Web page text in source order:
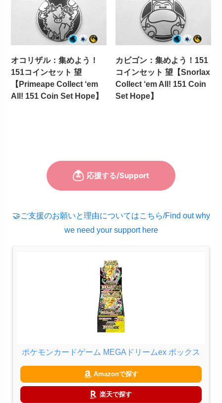
オコリザル：集めよう！
151コインセット 望
【Primeape Collect ‘em
All! 151 Coin Set Hope】
カビゴン：集めよう！151
コインセット 望【Snorlax
Collect ‘em All! 151 Coin
Set Hope】
🤝ご支援のお願いと理由についてはこちら/Find out why
we need your support here
ポケモンカードゲーム MEGAドリームex ボックス
Amazonで探す
楽天で探す